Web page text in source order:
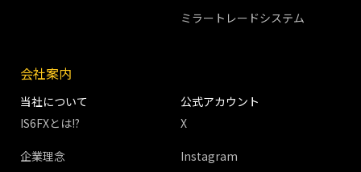
ミラートレードシステム
会社案内
当社について
IS6FXとは!?
企業理念
公式アカウント
X
Instagram